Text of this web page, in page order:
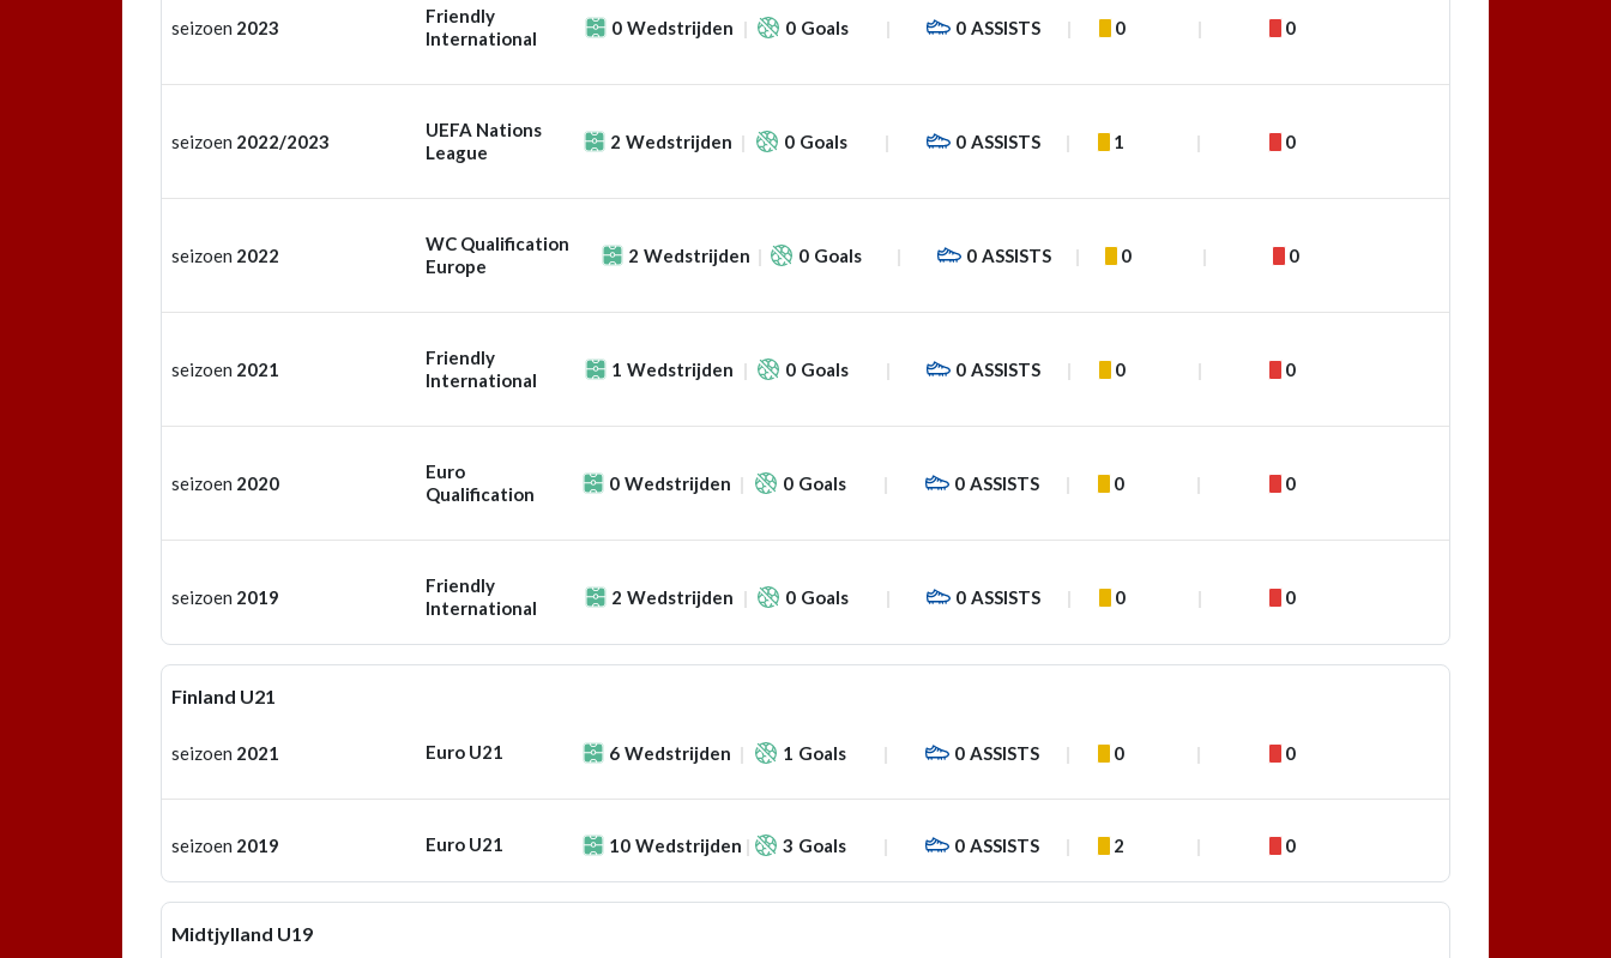
seizoen 2023
Friendly
International
0 Wedstrijden 0 Goals 0 ASSISTS 0 0
seizoen 2022/2023
UEFA Nations
League
2 Wedstrijden 0 Goals 0 ASSISTS 1 0
seizoen 2022
WC Qualification
Europe
2 Wedstrijden 0 Goals 0 ASSISTS 0 0
seizoen 2021
Friendly
International
1 Wedstrijden 0 Goals 0 ASSISTS 0 0
seizoen 2020
Euro
Qualification
0 Wedstrijden 0 Goals 0 ASSISTS 0 0
seizoen 2019
Friendly
International
2 Wedstrijden 0 Goals 0 ASSISTS 0 0
Finland U21
seizoen 2021 Euro U21 6 Wedstrijden 1 Goals 0 ASSISTS 0 0
seizoen 2019 Euro U21 10 Wedstrijden 3 Goals 0 ASSISTS 2 0
Midtjylland U19